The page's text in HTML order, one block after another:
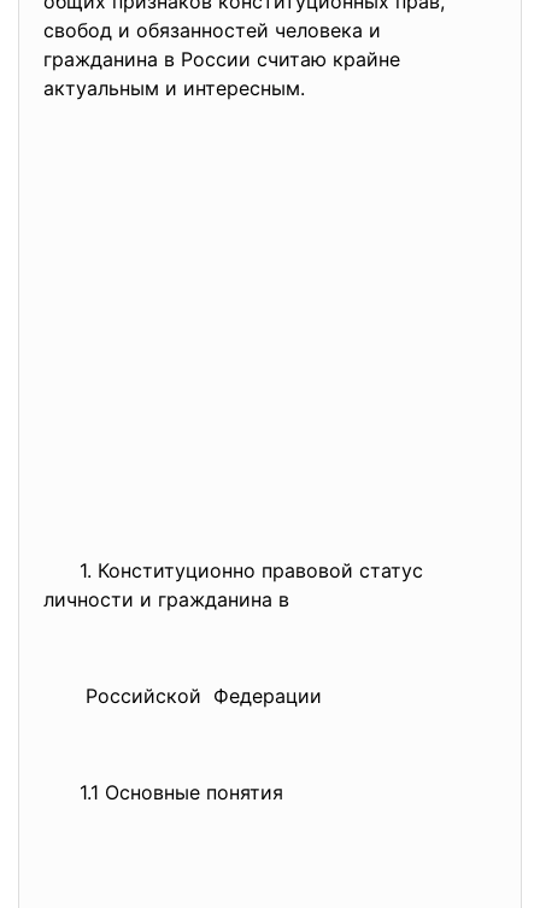
свобод и обязанностей человека и
гражданина в России считаю крайне
актуальным и интересным.
1. Конституционно правовой статус
личности и гражданина в
Российской Федерации
1.1 Основные понятия